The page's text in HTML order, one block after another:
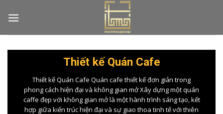
Thiết kế Quán Cafe
Thiết kế Quán Cafe Quán cafe thiết kế đơn giản trong
phong cách hiện đại và không gian mở Xây dựng một quán
caffe đẹp với không gian mở là một hành trình sáng tạo, kết
hợp giữa kiến trúc hiện đại và sự giao thoa tinh tế với thiên